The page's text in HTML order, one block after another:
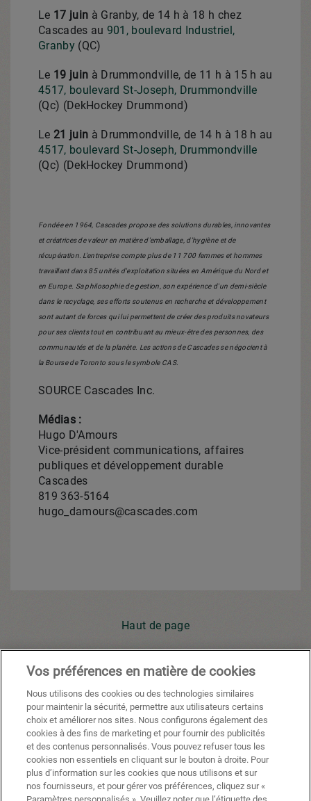
Le 17 juin à Granby, de 14 h à 18 h chez
Cascades au 901, boulevard Industriel,
Granby(QC)
Le 19 juin à Drummondville, de 11 h à 15 h au
4517, boulevardSt-Joseph, Drummondville
(Qc) (DekHockey Drummond)
Le 21 juin à Drummondville, de 14 h à 18 h au
4517, boulevardSt-Joseph, Drummondville
(Qc) (DekHockey Drummond)
Fondée en 1964, Cascades propose des solutions durables, innovantes
et créatrices de valeur en matière d'emballage, d'hygiène et de
récupération. L'entreprise compte plus de 11 700 femmes et hommes
travaillant dans 85 unités d'exploitation situées en Amérique du Nord et
en Europe. Sa philosophie de gestion, son expérience d'un demi-siècle
dans le recyclage, ses efforts soutenus en recherche et développement
sont autant de forces qui lui permettent de créer des produits novateurs
pour ses clients tout en contribuant au mieux-être des personnes, des
communautés et de la planète. Les actions de Cascades se négocient à
la Bourse de Toronto sous le symbole CAS.
SOURCE Cascades Inc.
Médias :
Hugo D'Amours
Vice-président communications, affaires
publiques et développement durable
Cascades
819 363-5164
hugo_damours@cascades.com
Haut de page
Youtube FacebookX Instagram
Politique de confidentialité
Préférences de cookies
Conditions d'utilisation
Vos préférences en matière de cookies
Nous utilisons des cookies ou des technologies similaires
pour maintenir la sécurité, permettre aux utilisateurs certains
choix et améliorer nos sites. Nous configurons également des
cookies à des fins de marketing et pour fournir des publicités
et des contenus personnalisés. Vous pouvez refuser tous les
cookies non essentiels en cliquant sur le bouton à droite. Pour
plus d’information sur les cookies que nous utilisons et sur
nos fournisseurs, et pour gérer vos préférences, cliquez sur «